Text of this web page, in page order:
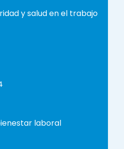
y salud en el trabajo
laboral